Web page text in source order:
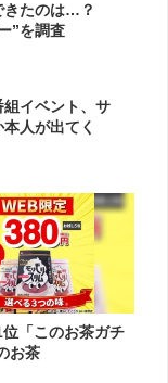
きたのは…？
”を調査
イベント、サ
人が出てく
「このお茶ガチ
お茶